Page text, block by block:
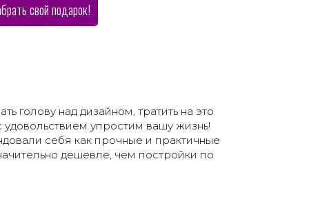
свой подарок!
голову над дизайном, тратить на это
упростим вашу жизнь!
себя как прочные и практичные
дешевле, чем постройки по